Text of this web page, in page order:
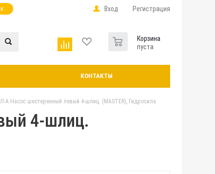
Вход Регистрация
Корзина
пуста
КОНТАКТЫ
А Насос шестеренный левый 4-шлиц. (MASTER), Гидросила
4-шлиц.